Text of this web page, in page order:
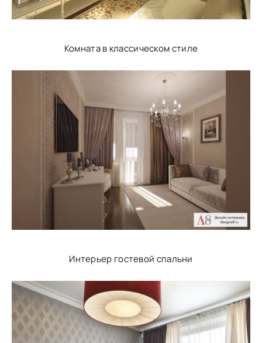
Комната в классическом стиле
Интерьер гостевой спальни